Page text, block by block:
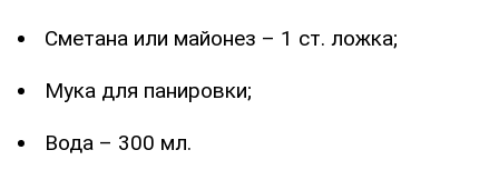
Сметана или майонез – 1 ст. ложка;
Мука для панировки;
Вода – 300 мл.